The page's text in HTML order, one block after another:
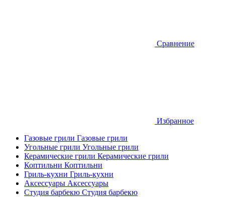
Сравнение
Избранное
Газовые грили Газовые грили
Угольные грили Угольные грили
Керамические грили Керамические грили
Коптильни Коптильни
Гриль-кухни Гриль-кухни
Аксессуары Аксессуары
Студия барбекю Студия барбекю